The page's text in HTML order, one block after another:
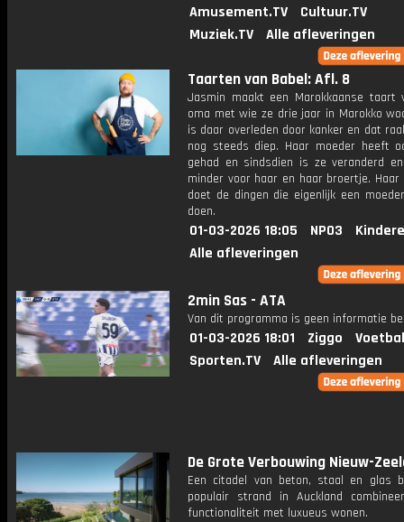
Amusement.TV
Cultuur.TV
Muziek.TV
Alle afleveringen
Taarten van Babel: Afl. 8
Jasmin maakt een Marokkaanse taart
oma met wie ze drie jaar in Marokko
is daar overleden door kanker en dat
nog steeds diep. Haar moeder heeft
gehad en sindsdien is ze veranderd
minder voor haar en haar broertje. Haar
doet de dingen die eigenlijk een
doen.
01-03-2026 18:05 NPO3
Alle afleveringen
2min Sas - ATA
Van dit programma is geen informatie
01-03-2026 18:01 Ziggo
Sporten.TV
Alle afleveringen
De Grote Verbouwing Nieuw-
Een citadel van beton, staal en glas
populair strand in Auckland
functionaliteit met luxueus wonen.